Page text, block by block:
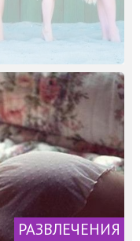
РАЗВЛЕЧЕНИЯ